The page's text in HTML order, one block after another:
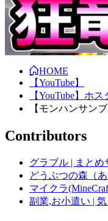
HOME
【YouTube】
【YouTube】ホス
【モンハンサン
Contributors
グラブル | まとめ
どうぶつの森（
マイクラ
副業,お小遣い |